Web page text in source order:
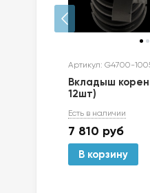
Артикул: G4700-
Вкладыш
12шт)
Есть в наличии
7 810 руб
В корзину